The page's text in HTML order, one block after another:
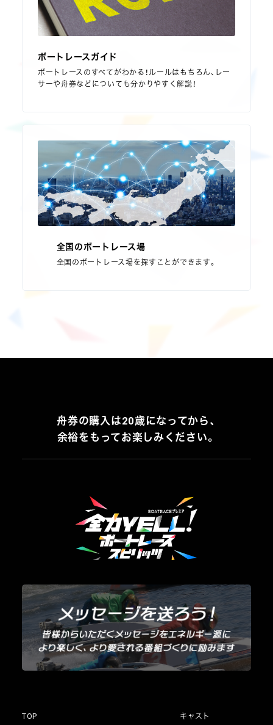
ボートレースガイド
ボートレースのすべてがわかる！ルールはもちろん、レー
サーや舟券などについても分かりやすく解説！
全国のボートレース場
全国のボートレース場を探すことができます。
舟券の購入は20歳になってから、
余裕をもってお楽しみください。
TOP キャスト